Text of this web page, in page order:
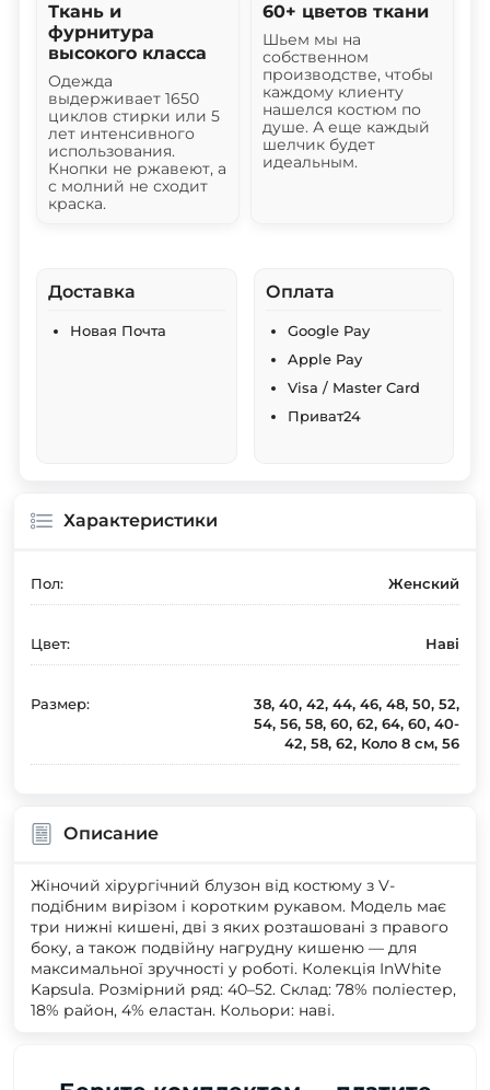
Ткань и
фурнитура
высокого класса
Одежда
выдерживает 1650
циклов стирки или 5
лет интенсивного
использования.
Кнопки не ржавеют, а
с молний не сходит
краска.
60+ цветов ткани
Шьем мы на
собственном
производстве, чтобы
каждому клиенту
нашелся костюм по
душе. А еще каждый
шелчик будет
идеальным.
Доставка
Новая Почта
Оплата
Google Pay
Apple Pay
Visa / Master Card
Приват24
Характеристики
Пол: Женский
Цвет: Наві
Размер:
38, 40, 42, 44, 46, 48, 50, 52,
54, 56, 58, 60, 62, 64, 60, 40-
42, 58, 62, Коло 8 см, 56
Описание
Жіночий хірургічний блузон від костюму з V-
подібним вирізом і коротким рукавом. Модель має
три нижні кишені, дві з яких розташовані з правого
боку, а також подвійну нагрудну кишеню — для
максимальної зручності у роботі. Колекція InWhite
Kapsula. Розмірний ряд: 40–52. Склад: 78% поліестер,
18% район, 4% еластан. Кольори: наві.